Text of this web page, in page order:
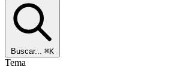
Buscar... ⌘K
Tema